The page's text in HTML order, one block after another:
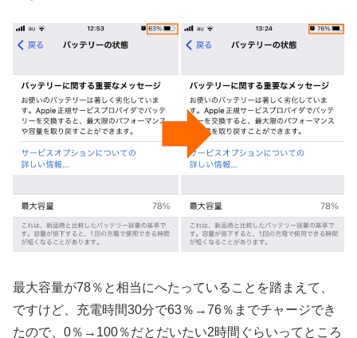
最大容量が78％と相当にへたっていることを踏まえて、
ですけど、充電時間30分で63％→76％までチャージでき
たので、0％→100％だとだいたい2時間ぐらいってところ